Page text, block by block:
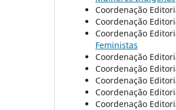
Coordenação
Coordenação
Coordenação
Feministas
Coordenação
Coordenação
Coordenação
Coordenação
Coordenação